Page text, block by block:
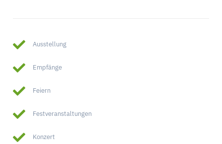
Ausstellung
Empfänge
Feiern
Festveranstaltungen
Konzert